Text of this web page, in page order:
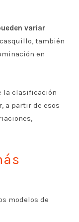
variar
también
en
la clasificación
a partir de esos
modelos de